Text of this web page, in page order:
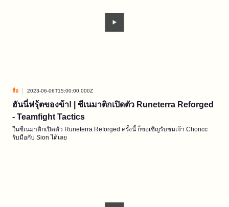
สื่อ 2023-06-06T15:00:00.000Z
ฮันนี่ฟรุ้ตของข้า! | ซีเนมาติกเปิดตัว Runeterra Reforged
- Teamfight Tactics
ในซีเนมาติกเปิดตัว Runeterra Reforged ครั้งนี้ ก็ขอเชิญรับชมเจ้า Choncc
รับมือกับ Sion ได้เลย